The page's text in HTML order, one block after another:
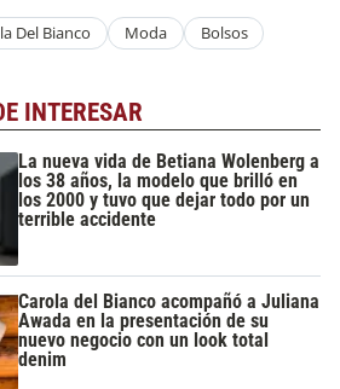
Del Bianco Moda Bolsos
INTERESAR
La nueva vida de Betiana Wolenberg a
los 38 años, la modelo que brilló en
los 2000 y tuvo que dejar todo por un
terrible accidente
Carola del Bianco acompañó a Juliana
Awada en la presentación de su
nuevo negocio con un look total
denim